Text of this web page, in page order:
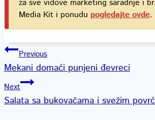
za sve vidove marketing saradnje i
Media Kit i ponudu pogledajte ovde.
Kretanje
članka
Previous
Mekani domaći punjeni đevreci
Next
Salata sa bukovačama i svežim